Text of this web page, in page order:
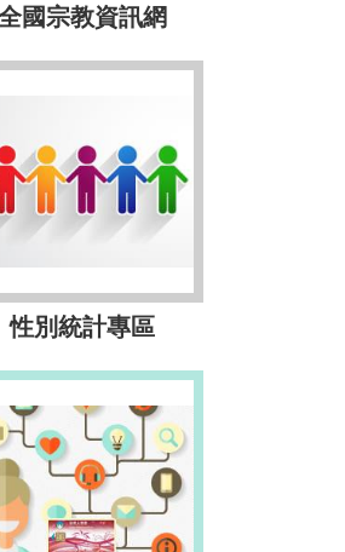
國宗教資訊網
性別統計專區